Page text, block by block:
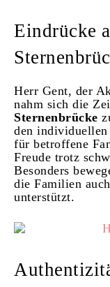
Eindrücke
Herr Gent, der
nahm sich die
Sternenbrücke
den individuellen
für betroffene
Freude trotz
Besonders
die Familien
unterstützt.